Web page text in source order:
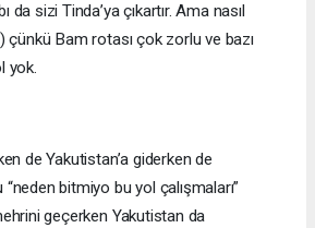
sizi Tinda’ya çıkartır. Ama nasıl
çünkü Bam rotası çok zorlu ve bazı
yok.
de Yakutistan’a giderken de
“neden bitmiyo bu yol çalışmaları”
geçerken Yakutistan da